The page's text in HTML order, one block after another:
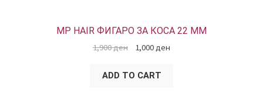
MP HAIR ФИГАРО ЗА КОСА 22 ММ
1,900ден 1,000ден
ADD TO CART